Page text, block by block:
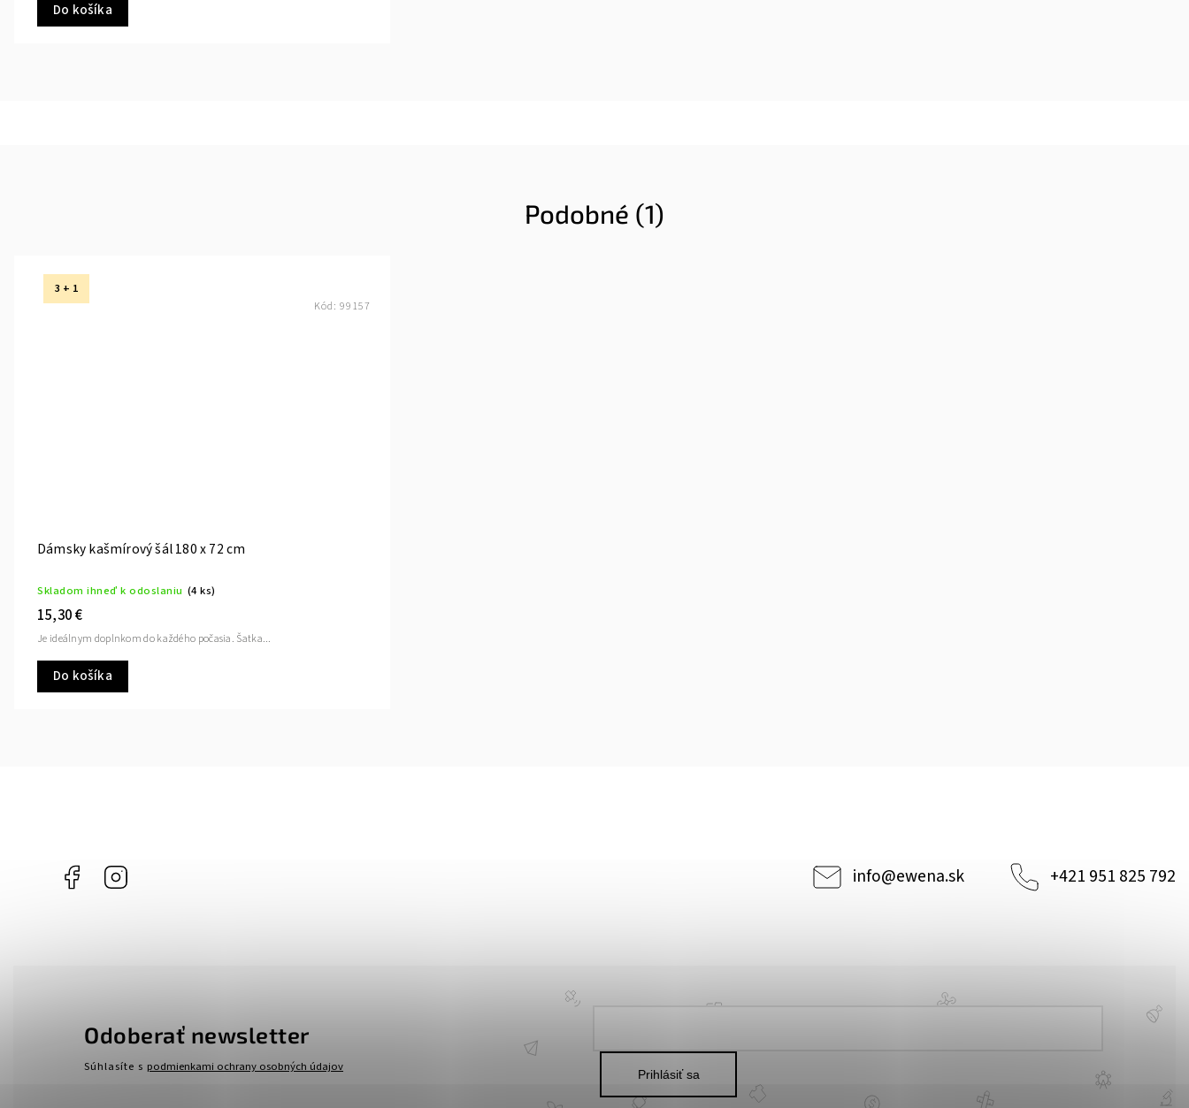
Do košíka
Podobné (1)
3 + 1
Dámsky kašmírový šál 180 x 72 cm
Skladom ihneď k odoslaniu (4 ks)
15,30 €
Do košíka
Je ideálnym doplnkom do každého počasia. Šatka...
Kód: 99157
Facebook info@ewena.sk +421 951 825 792
Odoberať newsletter
Súhlasíte s podmienkami ochrany osobných údajov
Prihlásiť sa